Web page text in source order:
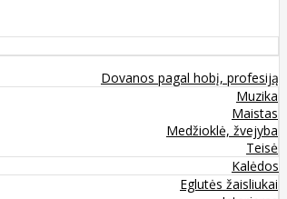
Dovanos pagal hobį, profesiją
Muzika
Maistas
Medžioklė, žvejyba
Teisė
Kalėdos
Eglutės žaisliukai